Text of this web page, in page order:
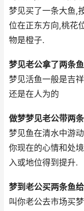
梦见买了一条大鱼,
位在正东方向,桃花
物是橙子.
梦见老公拿了两条
梦见活鱼一般是吉
还是在人为的
做梦梦见老公带两
梦见鱼在清水中游
你现在的心情和处
入或地位得到提升.
梦到老公买两条鱼
叫你老公去市场买